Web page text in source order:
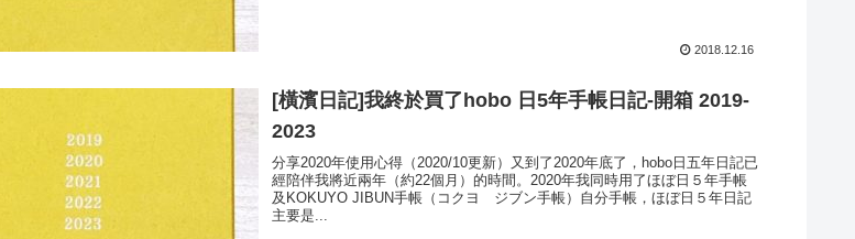
2018.12.16
[橫濱日記]我終於買了hobo 日5年手帳日記-開箱 2019-
2023
分享2020年使用心得（2020/10更新）又到了2020年底了，hobo日五年日記已
經陪伴我將近兩年（約22個月）的時間。2020年我同時用了ほぼ日５年手帳
及KOKUYO JIBUN手帳（コクヨ ジブン手帳）自分手帳，ほぼ日５年日記
主要是...